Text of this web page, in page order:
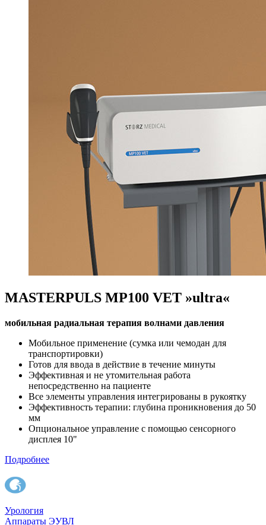
MASTERPULS MP100 VET »ultra«
мобильная радиальная терапия волнами давления
Мобильное применение (сумка или чемодан для
транспортировки)
Готов для ввода в действие в течение минуты
Эффективная и не утомительная работа
непосредственно на пациенте
Все элементы управления интегрированы в рукоятку
Эффективность терапии: глубина проникновения до 50
мм
Опциональное управление с помощью сенсорного
дисплея 10"
Подробнее
Урология
Аппараты ЭУВЛ